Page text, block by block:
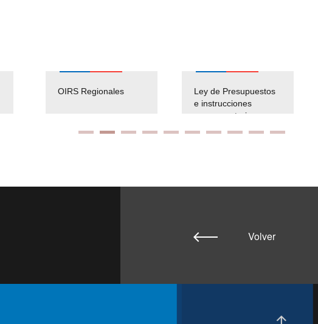
OIRS Regionales
Ley de Presupuestos
e instrucciones
presuspuetarias
Volver